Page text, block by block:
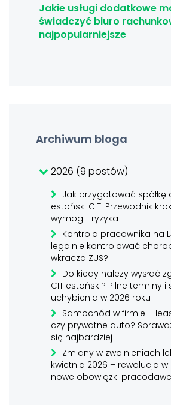
Jakie usługi dodatkowe
świadczyć biuro
najpopularniejsze
Archiwum bloga
2026 (9 postów)
Jak przygotować spółkę
estoński CIT: Przewodnik
wymogi i ryzyka
Kontrola pracownika na
legalnie kontrolować
wkracza ZUS?
Do kiedy należy wysłać
CIT estoński? Pilne terminy i
uchybienia w 2026 roku
Samochód w firmie –
czy prywatne auto?
się najbardziej
Zmiany w zwolnieniach
kwietnia 2026 – rewolucja w
nowe obowiązki